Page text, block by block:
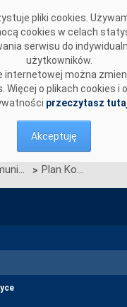
pliki cookies.
cookies w celach
serwisu do
użytkowników.
internetowej można
Więcej o plikach cookies i
przeczytasz
Akceptuję
Komunikaty OSP > Plan Koordynacyjny Roczny na 2009, 2010 i 2011 r.